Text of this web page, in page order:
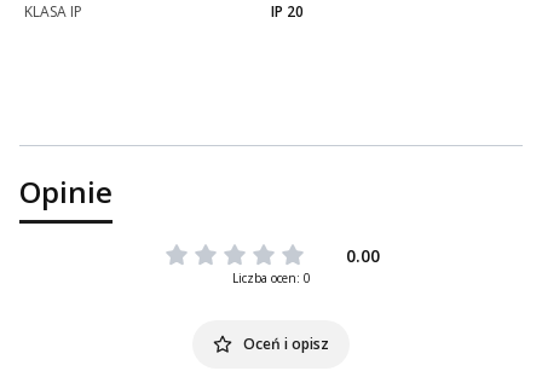
KLASA IP IP 20
Opinie
0.00
Liczba ocen: 0
Oceń i opisz